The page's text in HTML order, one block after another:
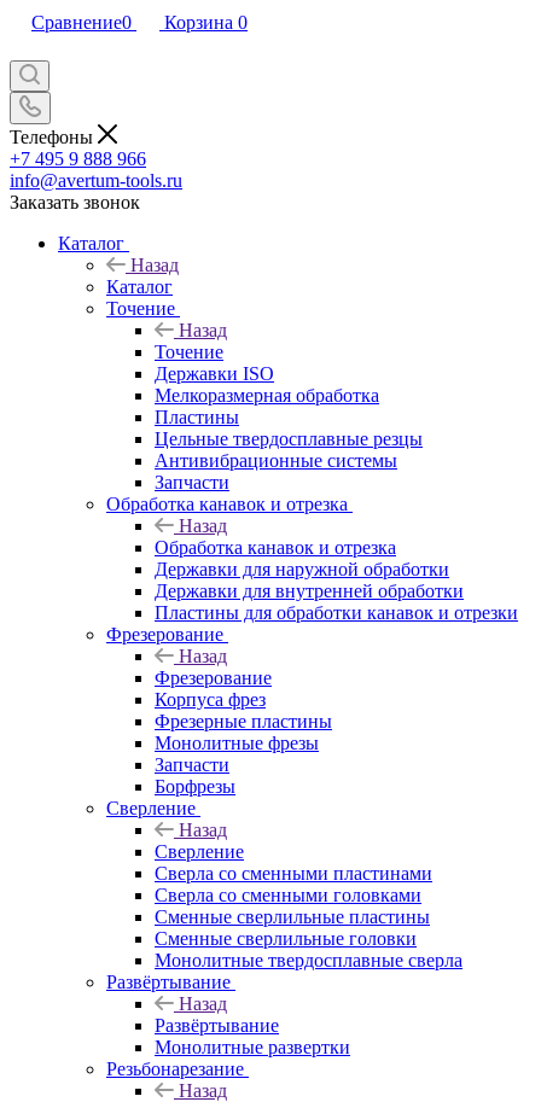
Сравнение0 Корзина 0
Телефоны
+7 495 9 888 966
info@avertum-tools.ru
Заказать звонок
Каталог
Назад
Каталог
Точение
Назад
Точение
Державки ISO
Мелкоразмерная обработка
Пластины
Цельные твердосплавные резцы
Антивибрационные системы
Запчасти
Обработка канавок и отрезка
Назад
Обработка канавок и отрезка
Державки для наружной обработки
Державки для внутренней обработки
Пластины для обработки канавок и отрезки
Фрезерование
Назад
Фрезерование
Корпуса фрез
Фрезерные пластины
Монолитные фрезы
Запчасти
Борфрезы
Сверление
Назад
Сверление
Сверла со сменными пластинами
Сверла со сменными головками
Сменные сверлильные пластины
Сменные сверлильные головки
Монолитные твердосплавные сверла
Развёртывание
Назад
Развёртывание
Монолитные развертки
Резьбонарезание
Назад